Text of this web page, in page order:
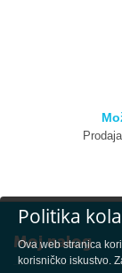
Moj nalog
Politika
Ova web stranica
korisničko iskustvo.